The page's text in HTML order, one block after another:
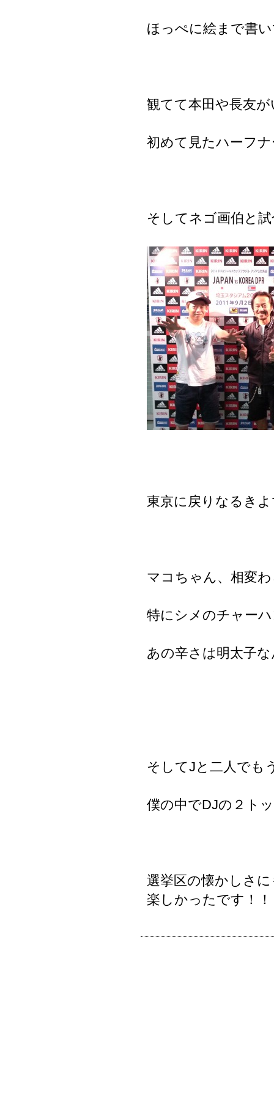
ほっぺに絵まで書
観てて本田や長友
初めて見たハーフ
そしてネゴ画伯と
東京に戻りなるき
マコちゃん、相変
特にシメのチャー
あの辛さは明太子
そしてJと二人でも
僕の中でDJの２ト
選挙区の懐かしさ
楽しかったです！！